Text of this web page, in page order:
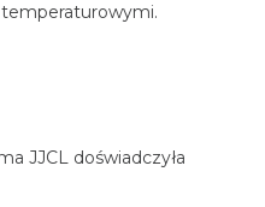
JJCL doświadczyła